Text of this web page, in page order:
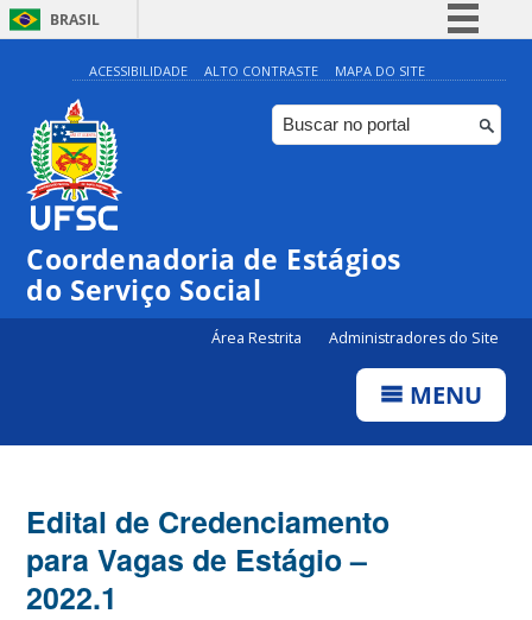
BRASIL
Simplifique!
Comunica BR
Participe
Canais
ACESSIBILIDADE ALTO CONTRASTE MAPA DO SITE
Coordenadoria de Estágios
do Serviço Social
Área Restrita Administradores do Site
MENU
Edital de Credenciamento
para Vagas de Estágio –
2022.1